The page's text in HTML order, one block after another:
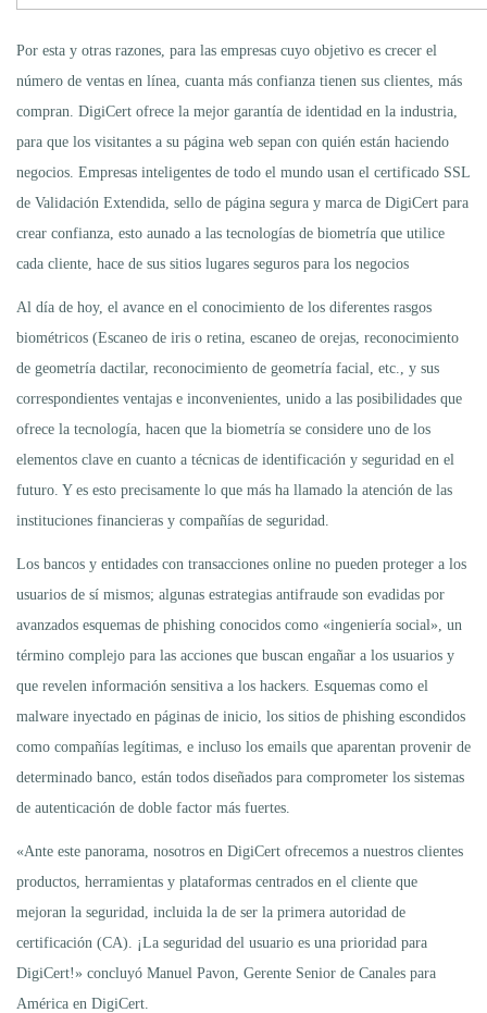
Por esta y otras razones, para las empresas cuyo objetivo es crecer el
número de ventas en línea, cuanta más confianza tienen sus clientes, más
compran. DigiCert ofrece la mejor garantía de identidad en la industria,
para que los visitantes a su página web sepan con quién están haciendo
negocios. Empresas inteligentes de todo el mundo usan el certificado SSL
de Validación Extendida, sello de página segura y marca de DigiCert para
crear confianza, esto aunado a las tecnologías de biometría que utilice
cada cliente, hace de sus sitios lugares seguros para los negocios
Al día de hoy, el avance en el conocimiento de los diferentes rasgos
biométricos (Escaneo de iris o retina, escaneo de orejas, reconocimiento
de geometría dactilar, reconocimiento de geometría facial, etc., y sus
correspondientes ventajas e inconvenientes, unido a las posibilidades que
ofrece la tecnología, hacen que la biometría se considere uno de los
elementos clave en cuanto a técnicas de identificación y seguridad en el
futuro. Y es esto precisamente lo que más ha llamado la atención de las
instituciones financieras y compañías de seguridad.
Los bancos y entidades con transacciones online no pueden proteger a los
usuarios de sí mismos; algunas estrategias antifraude son evadidas por
avanzados esquemas de phishing conocidos como «ingeniería social», un
término complejo para las acciones que buscan engañar a los usuarios y
que revelen información sensitiva a los hackers. Esquemas como el
malware inyectado en páginas de inicio, los sitios de phishing escondidos
como compañías legítimas, e incluso los emails que aparentan provenir de
determinado banco, están todos diseñados para comprometer los sistemas
de autenticación de doble factor más fuertes.
«Ante este panorama, nosotros en DigiCert ofrecemos a nuestros clientes
productos, herramientas y plataformas centrados en el cliente que
mejoran la seguridad, incluida la de ser la primera autoridad de
certificación (CA). ¡La seguridad del usuario es una prioridad para
DigiCert!» concluyó Manuel Pavon, Gerente Senior de Canales para
América en DigiCert.